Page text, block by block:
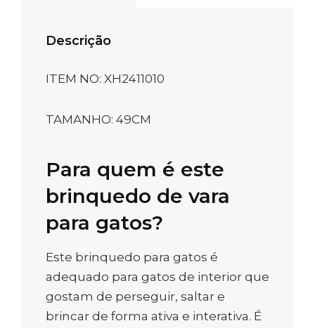
Descrição
ITEM NO: XH2411010
TAMANHO: 49CM
Para quem é este
brinquedo de vara
para gatos?
Este brinquedo para gatos é
adequado para gatos de interior que
gostam de perseguir, saltar e
brincar de forma ativa e interativa. É